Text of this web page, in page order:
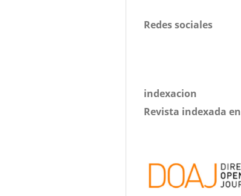
Redes sociales
indexacion
Revista indexada en